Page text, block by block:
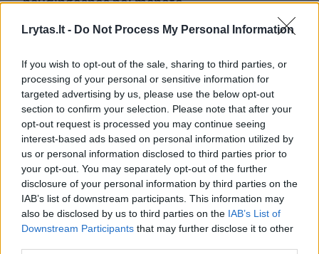
Lrytas.lt - Do Not Process My Personal Information
If you wish to opt-out of the sale, sharing to third parties, or
processing of your personal or sensitive information for
targeted advertising by us, please use the below opt-out
section to confirm your selection. Please note that after your
opt-out request is processed you may continue seeing
interest-based ads based on personal information utilized by
us or personal information disclosed to third parties prior to
your opt-out. You may separately opt-out of the further
disclosure of your personal information by third parties on the
IAB’s list of downstream participants. This information may
also be disclosed by us to third parties on the IAB’s List of
Downstream Participants that may further disclose it to other
Sveikata 2018-11-23